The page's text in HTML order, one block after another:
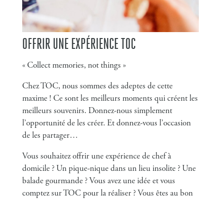
OFFRIR UNE EXPÉRIENCE TOC
« Collect memories, not things »
Chez TOC, nous sommes des adeptes de cette
maxime ! Ce sont les meilleurs moments qui créent les
meilleurs souvenirs. Donnez-nous simplement
l’opportunité de les créer. Et donnez-vous l’occasion
de les partager…
Vous souhaitez offrir une expérience de chef à
domicile ? Un pique-nique dans un lieu insolite ? Une
balade gourmande ? Vous avez une idée et vous
comptez sur TOC pour la réaliser ? Vous êtes au bon